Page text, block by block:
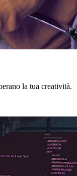
la tua creatività.